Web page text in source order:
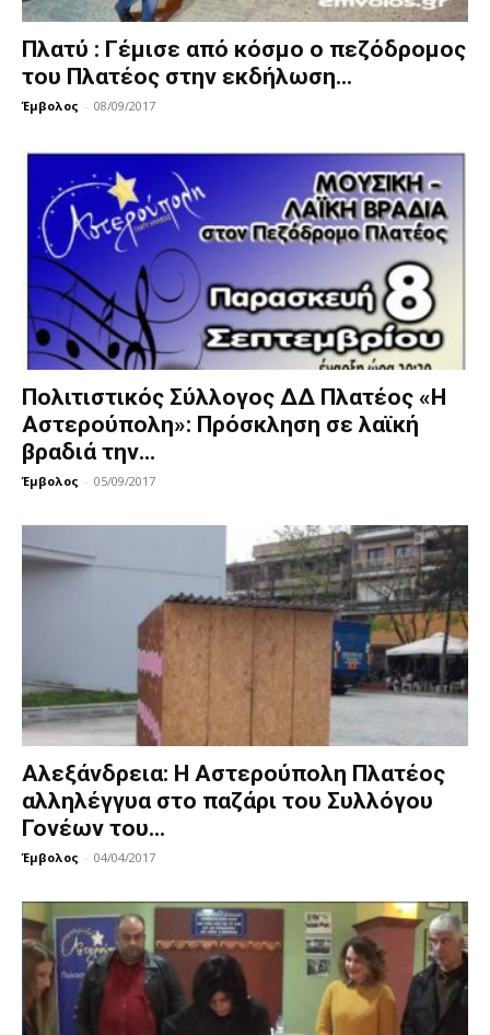
Πλατύ : Γέμισε από κόσμο ο πεζόδρομος
του Πλατέος στην εκδήλωση...
Έμβολος - 08/09/2017
Πολιτιστικός Σύλλογος ΔΔ Πλατέος «Η
Αστερούπολη»: Πρόσκληση σε λαϊκή
βραδιά την...
Έμβολος - 05/09/2017
Αλεξάνδρεια: Η Αστερούπολη Πλατέος
αλληλέγγυα στο παζάρι του Συλλόγου
Γονέων του...
Έμβολος - 04/04/2017